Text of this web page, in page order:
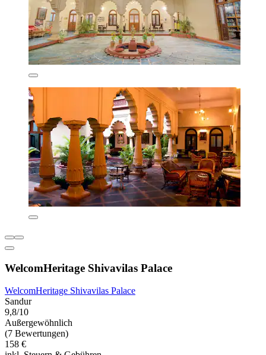
WelcomHeritage Shivavilas Palace
WelcomHeritage Shivavilas Palace
Sandur
9,8/10
Außergewöhnlich
(7 Bewertungen)
158 €